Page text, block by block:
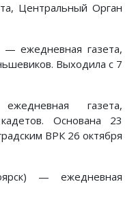
Центральный Орган
— ежедневная газета,
Выходила с 7
газета,
Основана 23
ВРК 26 октября
— ежедневная